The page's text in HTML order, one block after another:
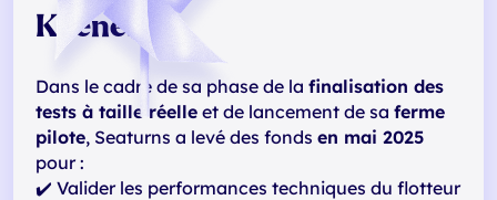
Keenest
Dans le cadre de sa phase de la finalisation des
tests à taille réelle et de lancement de sa ferme
pilote, Seaturns a levé des fonds en mai 2025
pour :
✔️ Valider les performances techniques du flotteur